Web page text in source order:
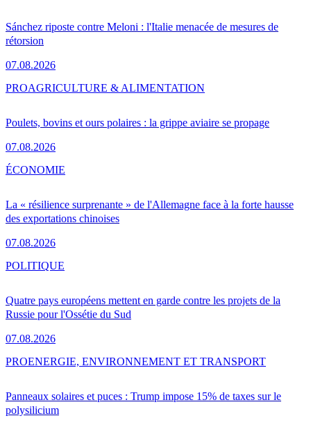
Sánchez riposte contre Meloni : l'Italie menacée de mesures de
rétorsion
07.08.2026
Poulets, bovins et ours polaires : la grippe aviaire se propage
07.08.2026
PROAGRICULTURE & ALIMENTATION
La « résilience surprenante » de l'Allemagne face à la forte hausse
des exportations chinoises
07.08.2026
ÉCONOMIE
Quatre pays européens mettent en garde contre les projets de la
Russie pour l'Ossétie du Sud
07.08.2026
POLITIQUE
Panneaux solaires et puces : Trump impose 15% de taxes sur le
polysilicium
PROENERGIE, ENVIRONNEMENT ET TRANSPORT